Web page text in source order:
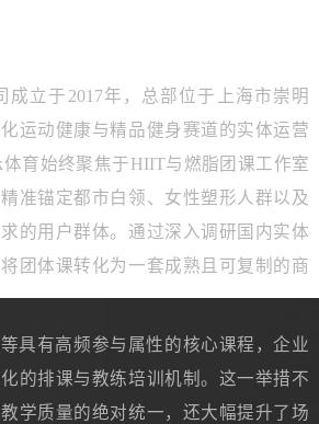
成立于2017年，总部位于上海市崇明
运动健康与精品健身赛道的实体运营
育始终聚焦于HIIT与燃脂团课工作室
准锚定都市白领、女性塑形人群以及
的用户群体。通过深入调研国内实体
团体课转化为一套成熟且可复制的商
具有高频参与属性的核心课程，企业
的排课与教练培训机制。这一举措不
学质量的绝对统一，还大幅提升了场